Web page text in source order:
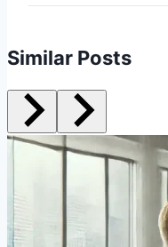
Similar Posts